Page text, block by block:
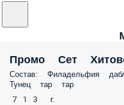
Промо Сет
Состав: Филадельфия
Тунец тар тар
713 г.